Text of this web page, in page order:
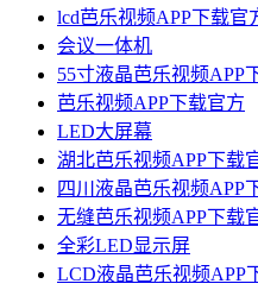
lcd芭乐视频APP下载官
会议一体机
55寸液晶芭乐视频APP
芭乐视频APP下载官方
LED大屏幕
湖北芭乐视频APP下载
四川液晶芭乐视频APP
无缝芭乐视频APP下载
全彩LED显示屏
LCD液晶芭乐视频APP